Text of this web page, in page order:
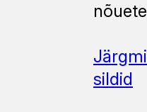
sildid